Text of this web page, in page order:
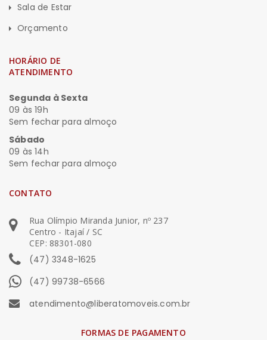
Sala de Estar
Orçamento
HORÁRIO DE
ATENDIMENTO
Segunda à Sexta
09 às 19h
Sem fechar para almoço
Sábado
09 às 14h
Sem fechar para almoço
CONTATO
Rua Olímpio Miranda Junior, nº 237
Centro - Itajaí / SC
CEP: 88301-080
(47) 3348-1625
(47) 99738-6566
atendimento@liberatomoveis.com.br
FORMAS DE PAGAMENTO